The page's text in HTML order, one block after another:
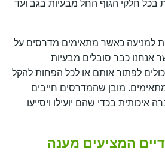
בכל חלקי הגוף החל מבעיות בגב ועד
למניעה כאשר מתאימים מדרסים על
אנחנו כבר סובלים מבעיות
לפתור אותם או לכל הפחות להקל
מובן שהמדרסים חייבים
איכותית בכדי שהם יועילו ויסייעו
המציעים מענה